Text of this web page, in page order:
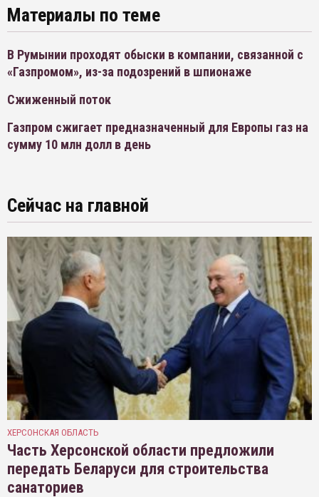
Материалы по теме
В Румынии проходят обыски в компании, связанной с
«Газпромом», из-за подозрений в шпионаже
Сжиженный поток
Газпром сжигает предназначенный для Европы газ на
сумму 10 млн долл в день
Сейчас на главной
ХЕРСОНСКАЯ ОБЛАСТЬ
Часть Херсонской области предложили
передать Беларуси для строительства
санаториев